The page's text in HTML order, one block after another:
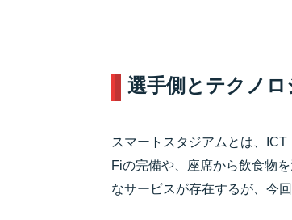
選手側とテクノ
スマートスタジアムとは、
Fiの完備や、座席から飲食物
なサービスが存在するが、今